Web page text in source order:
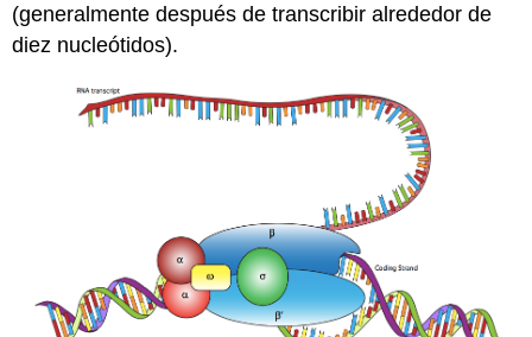
(generalmente después de transcribir alrededor de
diez nucleótidos).